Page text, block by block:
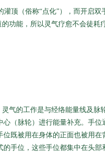
灌顶（俗称“点化”），而开
功能，所以灵气疗愈不会徒耗
气的工作是与经络能量线及脉
（脉轮）进行能量补充。手
既被用在身体的正面也被用
手位，这些手位都集中在头